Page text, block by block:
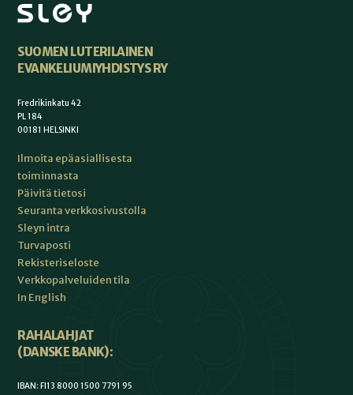
SUOMEN LUTERILAINEN
EVANKELIUMIYHDISTYS RY
Fredrikinkatu 42
PL 184
00181 HELSINKI
Ilmoita epäasiallisesta
toiminnasta
Päivitä tietosi
Seuranta verkkosivustolla
Sleyn intra
Turvaposti
Rekisteriseloste
Verkkopalveluiden tila
In English
RAHALAHJAT
(DANSKE BANK):
IBAN: FI13 8000 1500 7791 95